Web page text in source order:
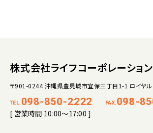
株式会社ライフコーポレーション
〒901-0244 沖縄県豊見城市宜保三丁目1-1 ロイヤル
TEL. 098-850-2222 FAX. 098-
[ 営業時間 10:00～17:00 ]